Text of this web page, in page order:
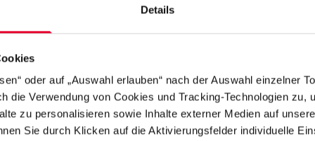
Details
oder auf „Auswahl erlauben“ nach der Auswahl einzelner
die Verwendung von Cookies und Tracking-Technologien zu,
zu personalisieren sowie Inhalte externer Medien auf
Sie durch Klicken auf die Aktivierungsfelder individuelle
erst danach mit dem Thema Berufswunsch auseinander.
beruflichen Vorstellungen vor Studienbeginn auch
sagt John-Philip Hammersen,
Gemeinnützigen Hertie-Stiftung. Vielen Studierenden
der Praxisbezug zu späteren beruflichen
stärker praxisorientierte Ausbildungswege eine gute